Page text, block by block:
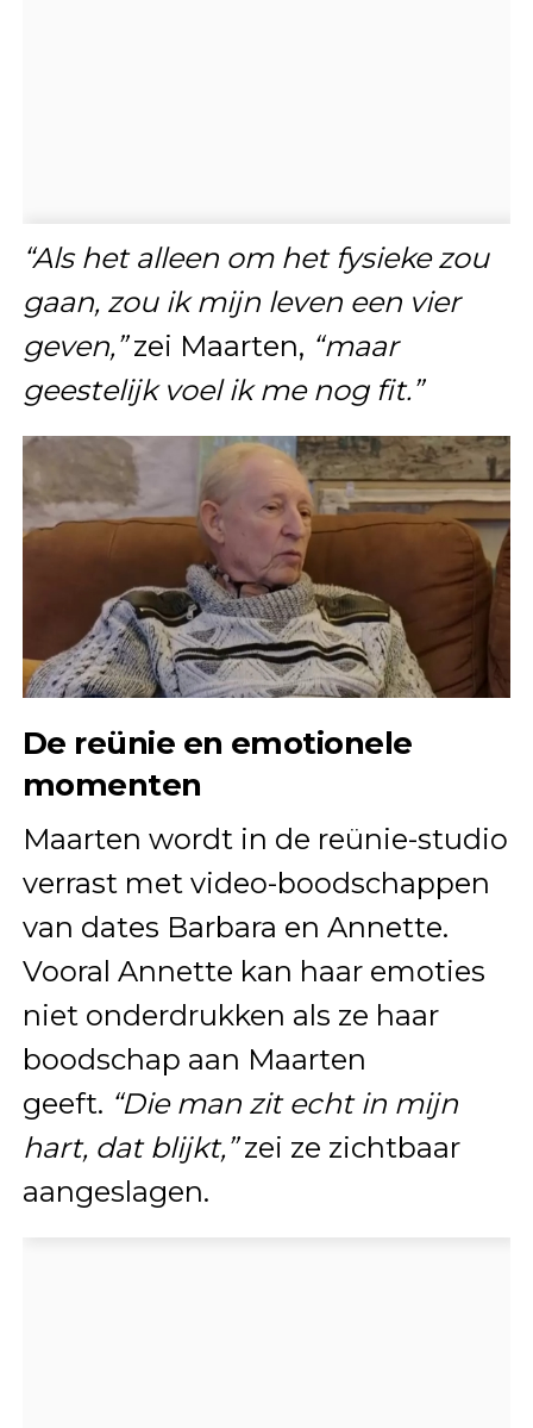
“Als het alleen om het fysieke zou
gaan, zou ik mijn leven een vier
geven,”zei Maarten, “maar
geestelijk voel ik me nog fit.”
De reünie en emotionele
momenten
Maarten wordt in de reünie-studio
verrast met video-boodschappen
van dates Barbara en Annette.
Vooral Annette kan haar emoties
niet onderdrukken als ze haar
boodschap aan Maarten
geeft. “Die man zit echt in mijn
hart, dat blijkt,”zei ze zichtbaar
aangeslagen.